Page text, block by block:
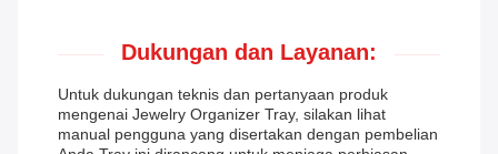
Dukungan dan Layanan:
Untuk dukungan teknis dan pertanyaan produk
mengenai Jewelry Organizer Tray, silakan lihat
manual pengguna yang disertakan dengan pembelian